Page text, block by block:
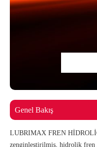
LUBRIMAX FREN
zenginleştirilmiş, hidrolik fren